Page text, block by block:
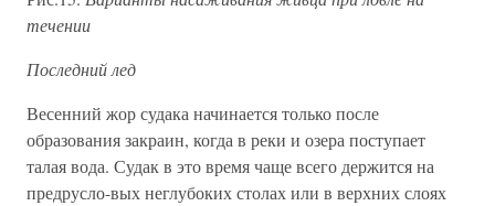
течении
Последний лед
Весенний жор судака начинается только после
образования закраин, когда в реки и озера поступает
талая вода. Судак в это время чаще всего держится на
предрусло-вых неглубоких столах или в верхних слоях